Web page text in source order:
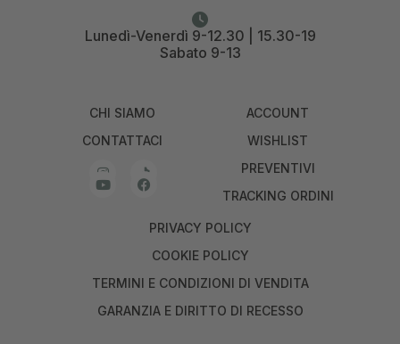
Lunedì-Venerdì 9-12.30 | 15.30-19
Sabato 9-13
CHI SIAMO
CONTATTACI
ACCOUNT
WISHLIST
PREVENTIVI
TRACKING ORDINI
PRIVACY POLICY
COOKIE POLICY
TERMINI E CONDIZIONI DI VENDITA
GARANZIA E DIRITTO DI RECESSO